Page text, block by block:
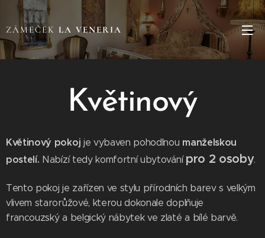
ZÁMEČEK LA VENERIA
Květinový
Květinový pokoj je vybaven pohodlnou manželskou
postelí. Nabízí tedy komfortní ubytování pro 2 osoby.
Tento pokoj je zařízen ve stylu přírodních barev s velkým
vlivem starorůžové, kterou dokonale doplňuje
francouzský a belgický nábytek ve zlaté a bílé barvě.